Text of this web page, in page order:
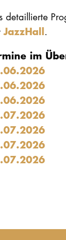
detaillierte
JazzHall.
im